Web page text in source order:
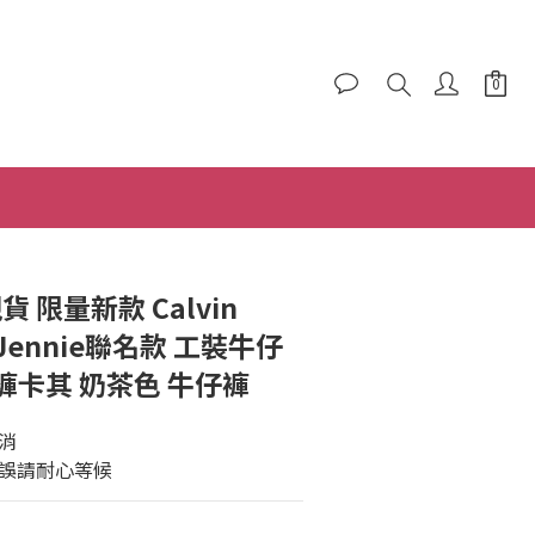
限量新款 Calvin
聯名款 工裝牛仔
卡其 奶茶色 牛仔褲
請耐心等候